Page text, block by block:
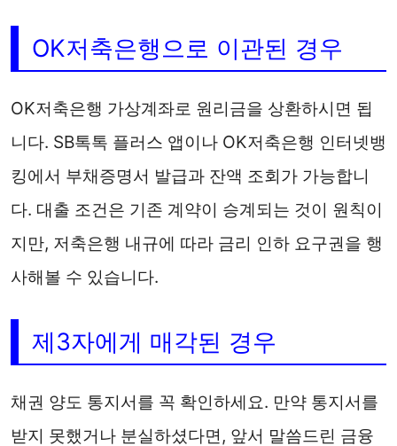
OK저축은행으로 이관된 경우
OK저축은행 가상계좌로 원리금을 상환하시면 됩
니다. SB톡톡 플러스 앱이나 OK저축은행 인터넷뱅
킹에서 부채증명서 발급과 잔액 조회가 가능합니
다. 대출 조건은 기존 계약이 승계되는 것이 원칙이
지만, 저축은행 내규에 따라 금리 인하 요구권을 행
사해볼 수 있습니다.
제3자에게 매각된 경우
채권 양도 통지서를 꼭 확인하세요. 만약 통지서를
받지 못했거나 분실하셨다면, 앞서 말씀드린 금융